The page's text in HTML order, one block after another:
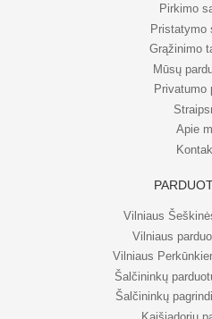
Pirkimo
Pristatymo
Grąžinimo
Mūsų
Privatumo
Apie
Vilniaus
Vilniaus
Vilniaus
Šalčininkų
Šalčininkų